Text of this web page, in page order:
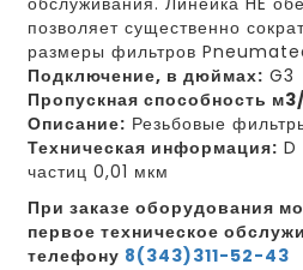
позволяет существенно
размеры фильтров
Подключение, в дюймах: G3
Пропускная способность
Описание: Резьбовые
Техническая информация: D
частиц 0,01 мкм
При заказе оборудования
первое техническое
телефону 8(343)311-52-43